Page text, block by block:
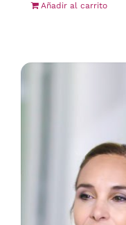
Añadir al carrito